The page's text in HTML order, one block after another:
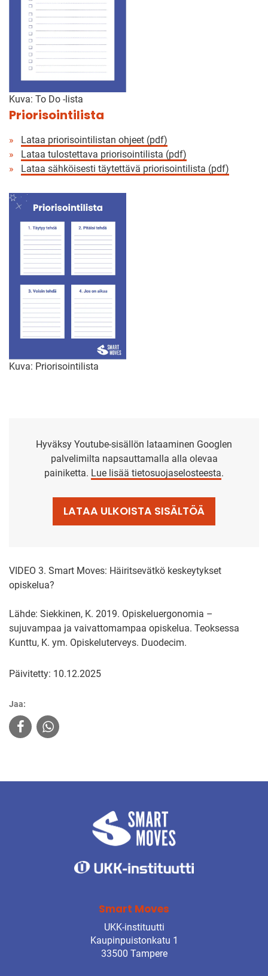
Kuva: To Do -lista
Priorisointilista
Lataa priorisointilistan ohjeet (pdf)
Lataa tulostettava priorisointilista (pdf)
Lataa sähköisesti täytettävä priorisointilista (pdf)
Kuva: Priorisointilista
Hyväksy Youtube-sisällön lataaminen Googlen
palvelimilta napsauttamalla alla olevaa
painiketta. Lue lisää tietosuojaselosteesta.
LATAA ULKOISTA SISÄLTÖÄ
VIDEO 3. Smart Moves: Häiritsevätkö keskeytykset
opiskelua?
Lähde: Siekkinen, K. 2019. Opiskeluergonomia –
sujuvampaa ja vaivattomampaa opiskelua. Teoksessa
Kunttu, K. ym. Opiskeluterveys. Duodecim.
Päivitetty: 10.12.2025
Jaa:
Smart Moves
UKK-instituutti
Kaupinpuistonkatu 1
33500 Tampere